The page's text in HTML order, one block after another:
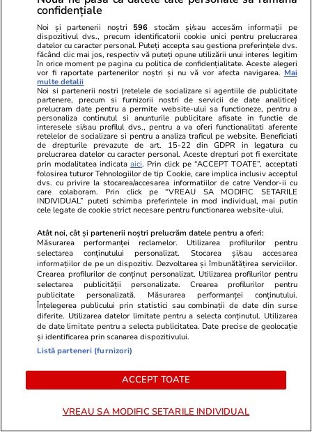
tare mă bucură că ne-am
potrivit noi”
Stiri Mondene 12:36
Cum arată Andreea Popescu la
7 zile de la operațiile estetice:
„Sunt extrem de umflată, am
capul cât o minge, sunt vânătă”
PARTENERI
TVMania.ro
confidențiale
Noi și partenerii noștri 596 stocăm și/sau accesăm informații pe
dispozitivul dvs., precum identificatorii cookie unici pentru prelucrarea
datelor cu caracter personal. Puteți accepta sau gestiona preferințele dvs.
făcând clic mai jos, respectiv vă puteți opune utilizării unui interes legitim
în orice moment pe pagina cu politica de confidențialitate. Aceste alegeri
vor fi raportate partenerilor noștri și nu vă vor afecta navigarea. Mai
multe detalii
Noi si partenerii nostri (retelele de socializare si agentiile de publicitate
partenere, precum si furnizorii nostri de servicii de date analitice)
prelucram date pentru a permite website-ului sa functioneze, pentru a
personaliza continutul si anunturile publicitare afisate in functie de
interesele si/sau profilul dvs., pentru a va oferi functionalitati aferente
retelelor de socializare si pentru a analiza traficul pe website. Beneficiati
de drepturile prevazute de art. 15-22 din GDPR in legatura cu
prelucrarea datelor cu caracter personal. Aceste drepturi pot fi exercitate
prin modalitatea indicataaici. Prin click pe “ACCEPT TOATE”, acceptati
folosirea tuturor Tehnologiilor de tip Cookie, care implica inclusiv acceptul
dvs. cu privire la stocarea/accesarea informatiilor de catre Vendor-ii cu
care colaboram. Prin click pe “VREAU SA MODIFIC SETARILE
INDIVIDUAL” puteti schimba preferintele in mod individual, mai putin
cele legate de cookie strict necesare pentru functionarea website-ului.
Atât noi, cât și partenerii noștri prelucrăm datele pentru a oferi:
Măsurarea performanței reclamelor. Utilizarea profilurilor pentru
selectarea conținutului personalizat. Stocarea și/sau accesarea
informațiilor de pe un dispozitiv. Dezvoltarea și îmbunătățirea serviciilor.
Crearea profilurilor de conținut personalizat. Utilizarea profilurilor pentru
selectarea publicității personalizate. Crearea profilurilor pentru
publicitate personalizată. Măsurarea performanței conținutului.
Înțelegerea publicului prin statistici sau combinații de date din surse
diferite. Utilizarea datelor limitate pentru a selecta conținutul. Utilizarea
de date limitate pentru a selecta publicitatea. Date precise de geolocație
și identificarea prin scanarea dispozitivului.
Listă parteneri (furnizori)
ACCEPT TOATE
VREAU SA MODIFIC SETARILE INDIVIDUAL